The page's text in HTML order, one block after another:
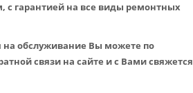
гарантией на все виды ремонтных
на обслуживание Вы можете по
связи на сайте и с Вами свяжется